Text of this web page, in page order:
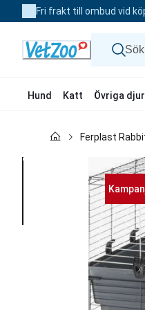
to
Fri frakt till ombud vid
Hund Katt Övriga djur
Ferplast